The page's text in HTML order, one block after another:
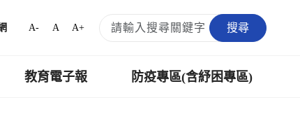
A- A A+ 搜尋
教育電子報 防疫專區(含紓困專區)